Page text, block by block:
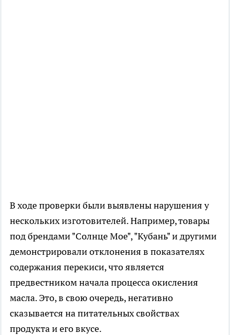
В ходе проверки были выявлены нарушения у
нескольких изготовителей. Например, товары
под брендами "Солнце Мое", "Кубань" и другими
демонстрировали отклонения в показателях
содержания перекиси, что является
предвестником начала процесса окисления
масла. Это, в свою очередь, негативно
сказывается на питательных свойствах
продукта и его вкусе.